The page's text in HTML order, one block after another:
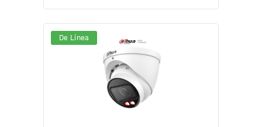
De Línea